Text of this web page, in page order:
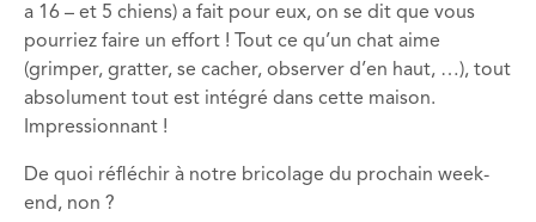
a 16 – et 5 chiens) a fait pour eux, on se dit que vous
pourriez faire un effort ! Tout ce qu’un chat aime
(grimper, gratter, se cacher, observer d’en haut, …), tout
absolument tout est intégré dans cette maison.
Impressionnant !
De quoi réfléchir à notre bricolage du prochain week-
end, non ?